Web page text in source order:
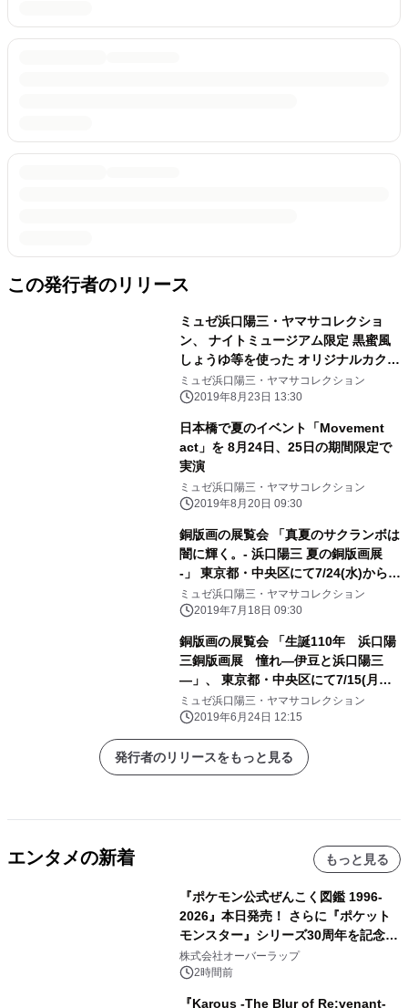
この発行者のリリース
ミュゼ浜口陽三・ヤマサコレクショ
ン、 ナイトミュージアム限定 黒蜜風
しょうゆ等を使った オリジナルカクテ
ルが登場
ミュゼ浜口陽三・ヤマサコレクション
2019年8月23日 13:30
日本橋で夏のイベント「Movement
act」を 8月24日、25日の期間限定で
実演
ミュゼ浜口陽三・ヤマサコレクション
2019年8月20日 09:30
銅版画の展覧会 「真夏のサクランボは
闇に輝く。- 浜口陽三 夏の銅版画展
-」 東京都・中央区にて7/24(水)から
9/23(月祝)まで開催
ミュゼ浜口陽三・ヤマサコレクション
2019年7月18日 09:30
銅版画の展覧会 「生誕110年 浜口陽
三銅版画展 憧れ―伊豆と浜口陽三
―」、 東京都・中央区にて7/15(月祝)
まで開催
ミュゼ浜口陽三・ヤマサコレクション
2019年6月24日 12:15
発行者のリリースをもっと見る
エンタメの新着 もっと見る
『ポケモン公式ぜんこく図鑑 1996-
2026』本日発売！ さらに『ポケット
モンスター』シリーズ30周年を記念し
た画集『ポケットモンスター ビジュア
ルアートブック』の発売決定！ 2026
株式会社オーバーラップ
2時間前
『Karous -The Blur of Re:venant-